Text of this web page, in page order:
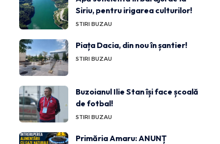
Siriu, pentru irigarea culturilor!
STIRI BUZAU
Piața Dacia, din nou în șantier!
STIRI BUZAU
Buzoianul Ilie Stan își face școală
de fotbal!
STIRI BUZAU
Primăria Amaru: ANUNȚ